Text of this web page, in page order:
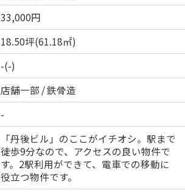
33,000円
18.50坪(61.18㎡)
-(-)
店舗一部 / 鉄骨造
-
「丹後ビル」のここがイチオシ。駅まで
徒歩9分なので、アクセスの良い物件で
す。2駅利用ができて、電車での移動に
役立つ物件です。